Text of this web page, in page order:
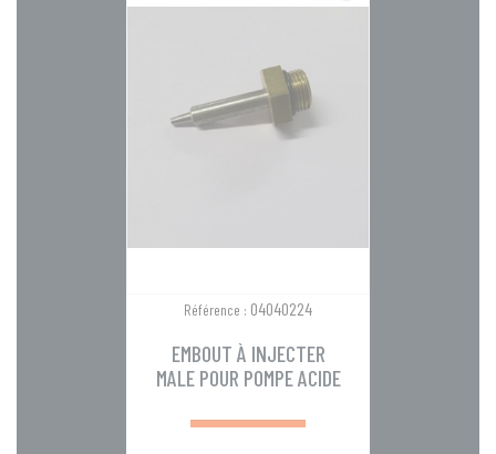
Référence : 04040224
EMBOUT À INJECTER
MALE POUR POMPE ACIDE